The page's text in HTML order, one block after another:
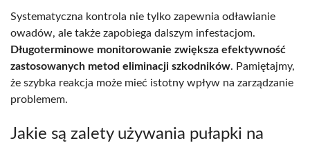
Systematyczna kontrola nie tylko zapewnia odławianie
owadów, ale także zapobiega dalszym infestacjom.
Długoterminowe monitorowanie zwiększa efektywność
zastosowanych metod eliminacji szkodników. Pamiętajmy,
że szybka reakcja może mieć istotny wpływ na zarządzanie
problemem.
Jakie są zalety używania pułapki na